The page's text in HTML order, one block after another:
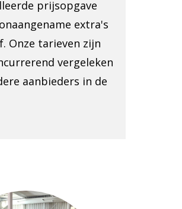
prijsopgave
extra's
Onze tarieven zijn
vergeleken
aanbieders in de